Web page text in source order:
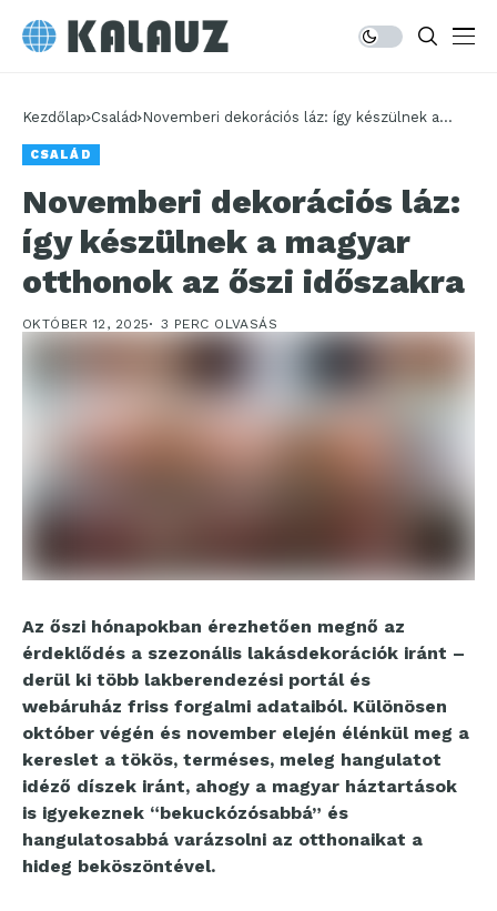
Kezdőlap Család Novemberi dekorációs láz: így készülnek a
CSALÁD
Novemberi dekorációs láz:
így készülnek a magyar
otthonok az őszi időszakra
OKTÓBER 12, 2025 3 PERC OLVASÁS
Az őszi hónapokban érezhetően megnő az
érdeklődés a szezonális lakásdekorációk iránt –
derül ki több lakberendezési portál és
webáruház friss forgalmi adataiból. Különösen
október végén és november elején élénkül meg a
kereslet a tökös, terméses, meleg hangulatot
idéző díszek iránt, ahogy a magyar háztartások
is igyekeznek “bekuckózósabbá” és
hangulatosabbá varázsolni az otthonaikat a
hideg beköszöntével.